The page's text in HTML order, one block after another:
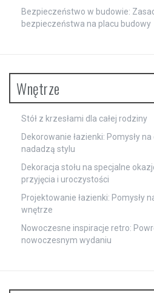
Bezpieczeństwo w budowie:
bezpieczeństwa na placu budowy
Wnętrze
Stół z krzesłami dla całej rodziny
Dekorowanie łazienki: Pomysły
nadadzą stylu
Dekoracja stołu na specjalne
przyjęcia i uroczystości
Projektowanie łazienki: Pomysły
wnętrze
Nowoczesne inspiracje retro:
nowoczesnym wydaniu